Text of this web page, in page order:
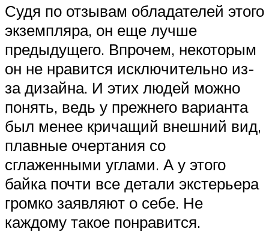
Судя по отзывам обладателей этого
экземпляра, он еще лучше
предыдущего. Впрочем, некоторым
он не нравится исключительно из-
за дизайна. И этих людей можно
понять, ведь у прежнего варианта
был менее кричащий внешний вид,
плавные очертания со
сглаженными углами. А у этого
байка почти все детали экстерьера
громко заявляют о себе. Не
каждому такое понравится.